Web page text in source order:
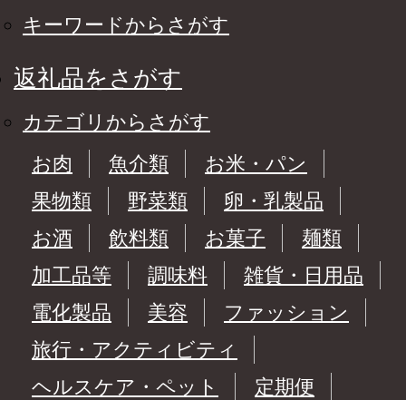
キーワードからさがす
返礼品をさがす
カテゴリからさがす
お肉
魚介類
お米・パン
果物類
野菜類
卵・乳製品
お酒
飲料類 お菓子
麺類
加工品等
調味料
雑貨・日用品
電化製品
美容
ファッション
旅行・アクティビティ
ヘルスケア・ペット
定期便